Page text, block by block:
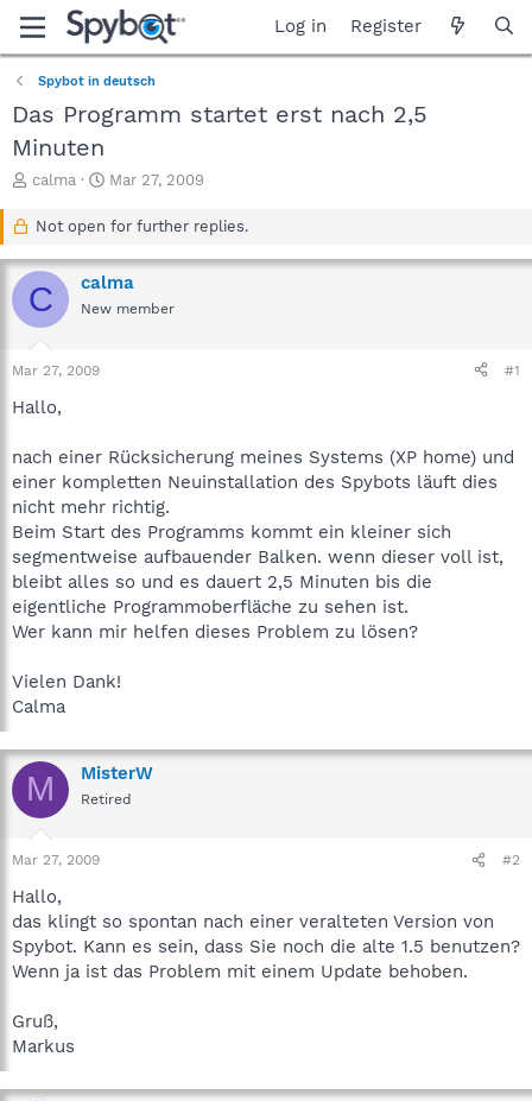
Log in Register
Spybot in deutsch
Das Programm startet erst nach 2,5
Minuten
T
a
d
s
t
a
r
e
calma
S
a
t
d
a
Mar 27, 2009
Not open for further replies.
C calma
New member
Mar 27, 2009 #1
Hallo,
nach einer Rücksicherung meines Systems (XP home) und
einer kompletten Neuinstallation des Spybots läuft dies
nicht mehr richtig.
Beim Start des Programms kommt ein kleiner sich
segmentweise aufbauender Balken. wenn dieser voll ist,
bleibt alles so und es dauert 2,5 Minuten bis die
eigentliche Programmoberfläche zu sehen ist.
Wer kann mir helfen dieses Problem zu lösen?
Vielen Dank!
Calma
M MisterW
Retired
Mar 27, 2009 #2
Hallo,
das klingt so spontan nach einer veralteten Version von
Spybot. Kann es sein, dass Sie noch die alte 1.5 benutzen?
Wenn ja ist das Problem mit einem Update behoben.
Gruß,
Markus